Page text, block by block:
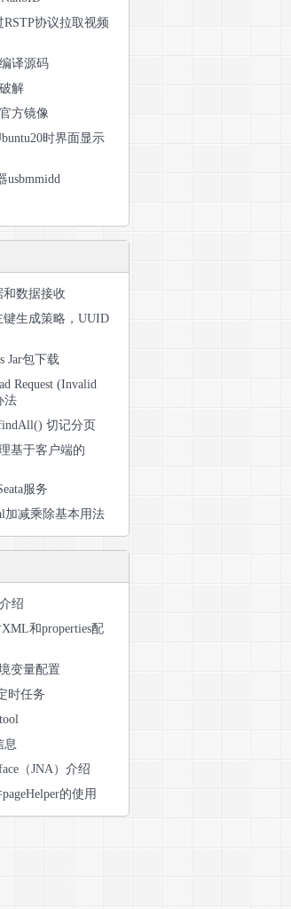
);
If using RSA or Elliptic Curve,
RSTP协议拉取视频
译源码
解
方镜像
时界面显示
usbmmidd
和数据接收
键生成策略，UUID
Jar包下载
Request (Invalid
法
切记分页
基于客户端的
服务
加减乘除基本用法
绍
和properties配
变量配置
时任务
息
（JNA）介绍
的使用